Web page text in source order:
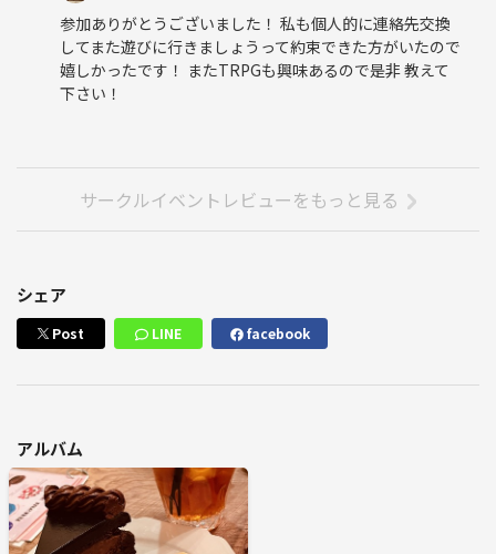
つなげーとの設定上
アニメオフ会のカテゴリーから
こちらのイベントを
開催させて頂いていますが
過度なナンパ行為 勧誘ダメ！
喋ってるだけ歓迎！
他でボードゲームを主催している方の
ただし インストラクターの判断に
よっては参加をお断りする場合があります
暴言・暴力・誹謗中傷は退室願います。
その際に参加費の返却はありません
参加ありがとうございました！ 私も個人的に連絡先交換
してまた遊びに行きましょうって約束できた方がいたので
嬉しかったです！ またTRPGも興味あるので是非 教えて
下さい！
サークルイベントレビューをもっと見る
シェア
Post LINE facebook
アルバム